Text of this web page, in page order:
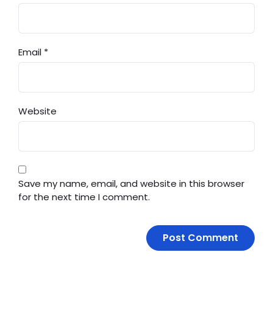
Email *
Website
Save my name, email, and website in this browser
for the next time I comment.